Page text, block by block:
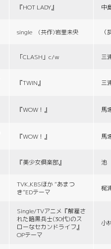
『HOT LADY』 中
single (共作)岩里未央
「CLASH」c/w 三
『TWIN』 三
『WOW！』 馬
『WOW！』 馬
『美少女倶楽部』 池
TVK,KBSほか “あまつ
き”EDテーマ
梶
Single/TVアニメ『解雇さ
れた暗黒兵士(30代)のス
ローなセカンドライフ』
OPテーマ
小